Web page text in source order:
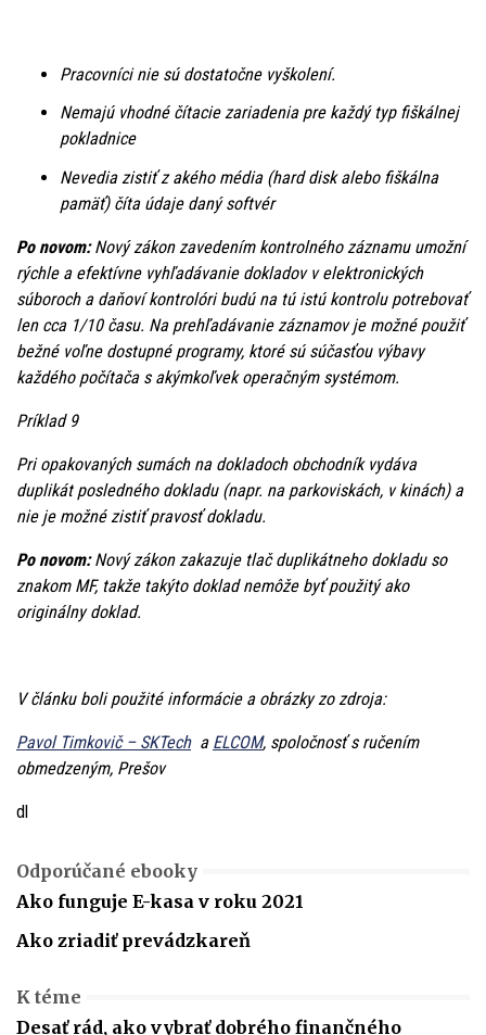
Pracovníci nie sú dostatočne vyškolení.
Nemajú vhodné čítacie zariadenia pre každý typ fiškálnej
pokladnice
Nevedia zistiť z akého média (hard disk alebo fiškálna
pamäť) číta údaje daný softvér
Po novom:Nový zákon zavedením kontrolného záznamu umožní
rýchle a efektívne vyhľadávanie dokladov v elektronických
súboroch a daňoví kontrolóri budú na tú istú kontrolu potrebovať
len cca 1/10 času. Na prehľadávanie záznamov je možné použiť
bežné voľne dostupné programy, ktoré sú súčasťou výbavy
každého počítača s akýmkoľvek operačným systémom.
Príklad 9
Pri opakovaných sumách na dokladoch obchodník vydáva
duplikát posledného dokladu (napr. na parkoviskách, v kinách) a
nie je možné zistiť pravosť dokladu.
Po novom:Nový zákon zakazuje tlač duplikátneho dokladu so
znakom MF, takže takýto doklad nemôže byť použitý ako
originálny doklad.
V článku boli použité informácie a obrázky zo zdroja:
Pavol Timkovič – SKTecha ELCOM, spoločnosť s ručením
obmedzeným, Prešov
dl
Odporúčané ebooky
Ako funguje E-kasa v roku 2021
Ako zriadiť prevádzkareň
K téme
Desať rád, ako vybrať dobrého finančného